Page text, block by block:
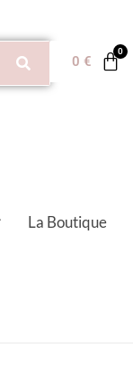
0 €
La Boutique